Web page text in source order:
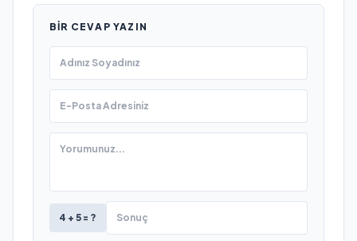
BIR CEVAP YAZIN
4 + 5 = ?